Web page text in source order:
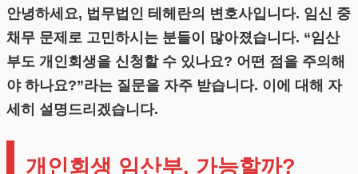
안녕하세요, 법무법인 테헤란의 변호사입니다. 임신 중
채무 문제로 고민하시는 분들이 많아졌습니다. “임산
부도 개인회생을 신청할 수 있나요? 어떤 점을 주의해
야 하나요?”라는 질문을 자주 받습니다. 이에 대해 자
세히 설명드리겠습니다.
개인회생 임산부, 가능할까?